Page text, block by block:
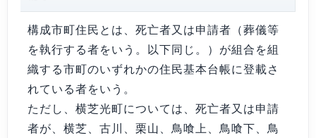
構成市町住民とは、死亡者又は申請者（葬儀等
を執行する者をいう。以下同じ。）が組合を組
織する市町のいずれかの住民基本台帳に登載さ
れている者をいう。
ただし、横芝光町については、死亡者又は申請
者が、横芝、古川、栗山、鳥喰上、鳥喰下、鳥